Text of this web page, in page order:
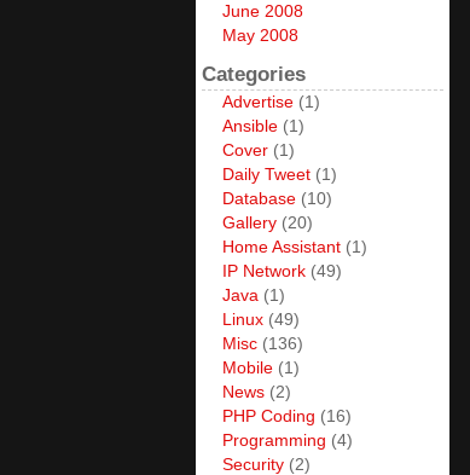
June 2008
May 2008
Categories
Advertise (1)
Ansible (1)
Cover (1)
Daily Tweet (1)
Database (10)
Gallery (20)
Home Assistant (1)
IP Network (49)
Java (1)
Linux (49)
Misc (136)
Mobile (1)
News (2)
PHP Coding (16)
Programming (4)
Security (2)